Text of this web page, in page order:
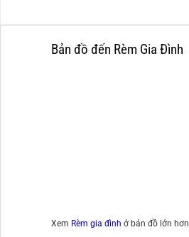
Bản đồ đến Rèm Gia Đình
Xem Rèm gia đình ở bản đồ lớn hơn